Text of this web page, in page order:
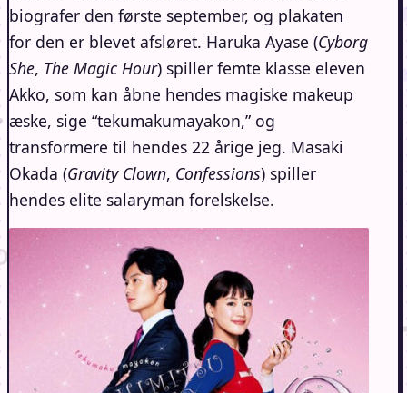
biografer den første september, og plakaten
for den er blevet afsløret. Haruka Ayase (Cyborg
She, The Magic Hour) spiller femte klasse eleven
Akko, som kan åbne hendes magiske makeup
æske, sige “tekumakumayakon,” og
transformere til hendes 22 årige jeg. Masaki
Okada (Gravity Clown, Confessions) spiller
hendes elite salaryman forelskelse.